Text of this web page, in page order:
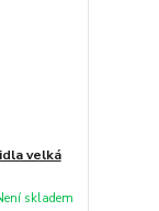
velká
skladem